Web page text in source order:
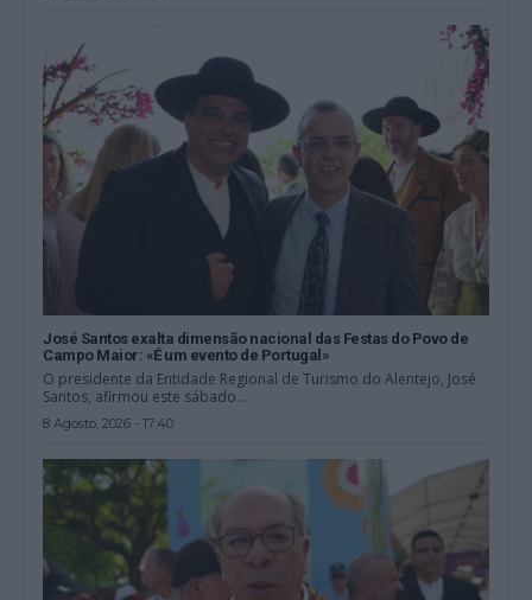
José Santos exalta dimensão nacional das Festas do Povo de
Campo Maior: «É um evento de Portugal»
O presidente da Entidade Regional de Turismo do Alentejo, José
Santos, afirmou este sábado...
8 Agosto, 2026 - 17:40